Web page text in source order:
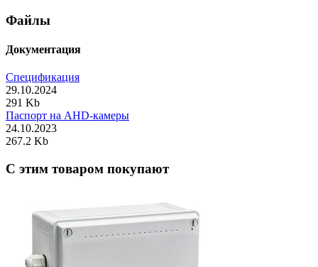
Файлы
Документация
Спецификация
29.10.2024
291 Kb
Паспорт на AHD-камеры
24.10.2023
267.2 Kb
C этим товаром покупают